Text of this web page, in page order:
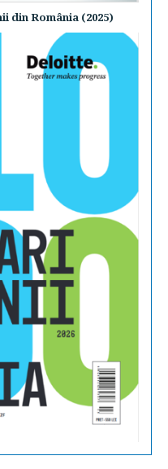
din România (2025)